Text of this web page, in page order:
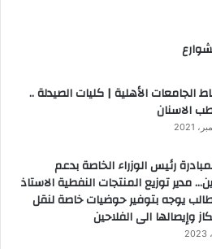
الجامعات الأهلية | كليات الصيدلة ..
الاسنان
رئيس الوزراء الخاصة بدعم
مدير توزيع المنتجات النفطية الاستاذ
يوجه بتوفير حوضيات خاصة لنقل
وإيصالها الى الفلاحين